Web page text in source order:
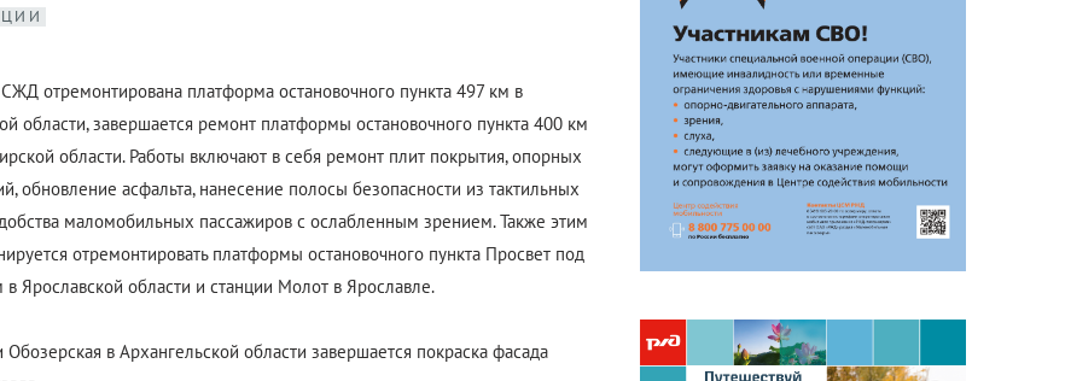
Антикоррупционная
деятельность
Формы раскрытия информации
отремонтирована платформа остановочного пункта 497 км в
области, завершается ремонт платформы остановочного пункта 400 км
области. Работы включают в себя ремонт плит покрытия, опорных
обновление асфальта, нанесение полосы безопасности из тактильных
маломобильных пассажиров с ослабленным зрением. Также этим
отремонтировать платформы остановочного пункта Просвет под
Ярославской области и станции Молот в Ярославле.
Обозерская в Архангельской области завершается покраска фасада